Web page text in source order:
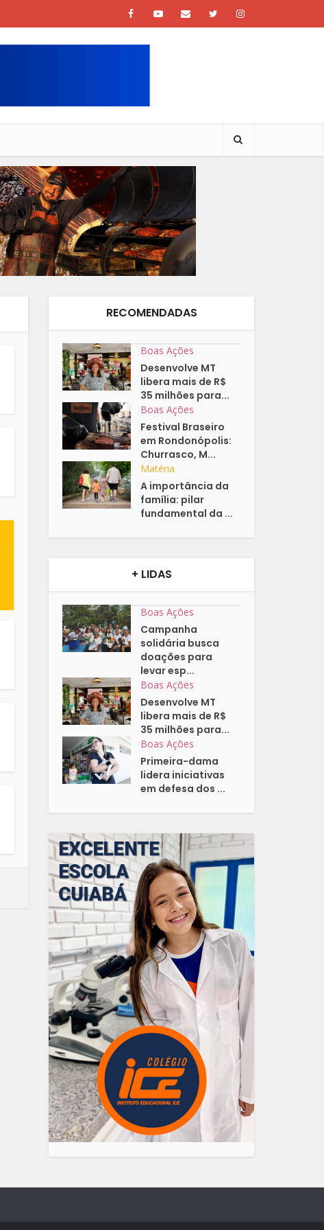
RECOMENDADAS
Boas Ações
Desenvolve MT
libera mais de R$
35 milhões para...
Boas Ações
Festival Braseiro
em Rondonópolis:
Churrasco, M...
Matéria
A importância da
família: pilar
fundamental da ...
+ LIDAS
Boas Ações
Campanha
solidária busca
doações para
levar esp...
Boas Ações
Desenvolve MT
libera mais de R$
35 milhões para...
Boas Ações
Primeira-dama
lidera iniciativas
em defesa dos ...